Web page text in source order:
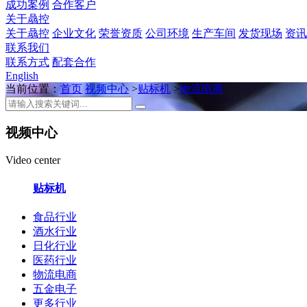
成功案例 合作客户
关于骉控
关于骉控 企业文化 荣誉资质 公司环境 生产车间 发货现场 资
联系我们
联系方式 配套合作
English
当前位置： 首页 视频中心 >贴标机 >物流电商
视频中心
Video center
贴标机
食品行业
酒水行业
日化行业
医药行业
物流电商
五金电子
更多行业